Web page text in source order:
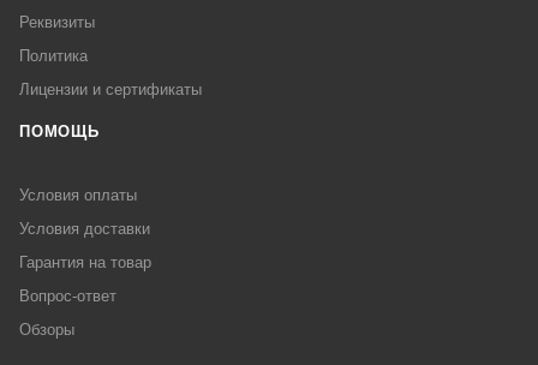
Реквизиты
Политика
Лицензии и сертификаты
ПОМОЩЬ
Условия оплаты
Условия доставки
Гарантия на товар
Вопрос-ответ
Обзоры